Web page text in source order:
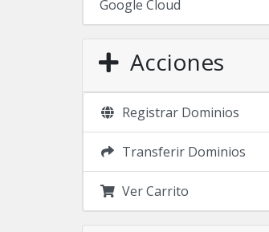
Google Cloud
Acciones
Registrar Dominios
Transferir Dominios
Ver Carrito